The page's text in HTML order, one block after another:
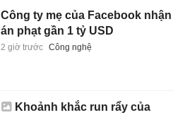
Công ty mẹ của Facebook nhận
án phạt gần 1 tỷ USD
2 giờ trước Công nghệ
Khoảnh khắc run rẩy của